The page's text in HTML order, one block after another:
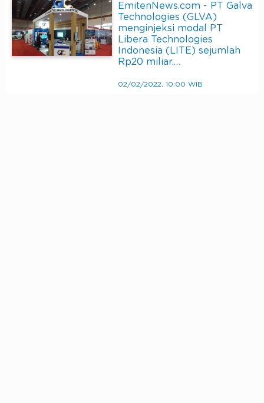
EmitenNews.com - PT Galva
Technologies (GLVA)
menginjeksi modal PT
Libera Technologies
Indonesia (LITE) sejumlah
Rp20 miliar.…
02/02/2022, 10:00 WIB